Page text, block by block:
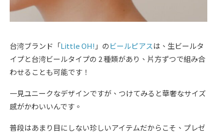
台湾ブランド「Little OH! 」のビールピアスは、生ビールタ
イプと台湾ビールタイプの 2 種類があり、片方ずつで組み合
わせることも可能です！
一見ユニークなデザインですが、つけてみると華奢なサイズ
感がかわいいんです。
普段はあまり目にしない珍しいアイテムだからこそ、プレゼ